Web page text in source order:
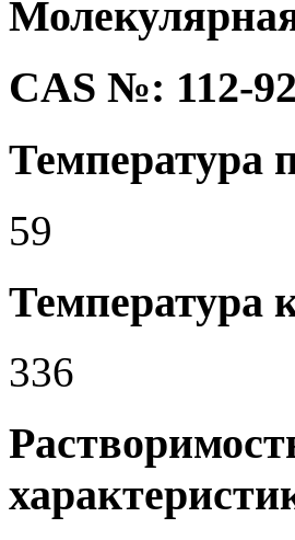
CAS №: 112-
Температура
59
Температура
336